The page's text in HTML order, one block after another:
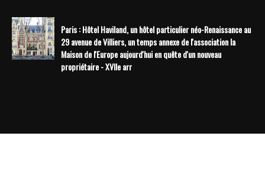
Paris : Hôtel Haviland, un hôtel particulier néo-Renaissance au
29 avenue de Villiers, un temps annexe de l'association la
Maison de l'Europe aujourd'hui en quête d'un nouveau
propriétaire - XVIIe arr